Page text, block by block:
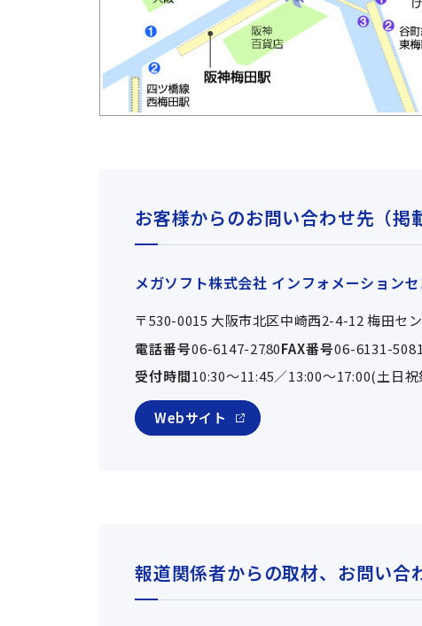
お客様からのお問い合わせ先（掲
メガソフト株式会社 インフォメーションセ
〒530-0015 大阪市北区中崎西2-4-12 梅田セ
電話番号06-6147-2780FAX番号06-6131-5081
受付時間10:30～11:45／13:00～17:00(土日
Webサイト
報道関係者からの取材、お問い合